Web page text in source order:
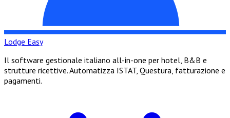
Lodge Easy
Il software gestionale italiano all-in-one per hotel, B&B e
strutture ricettive. Automatizza ISTAT, Questura, fatturazione e
pagamenti.